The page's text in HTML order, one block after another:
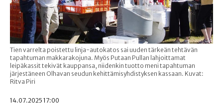
Tien varrelta poistettu linja-autokatos sai uuden tärkeän tehtävän
tapahtuman makkarakojuna. Myös Putaan Pullan lahjoittamat
leipäkassit tekivät kauppansa, niidenkin tuotto meni tapahtuman
järjestäneen Olhavan seudun kehittämisyhdistyksen kassaan. Kuvat:
Ritva Piri
14.07.2025 17:00